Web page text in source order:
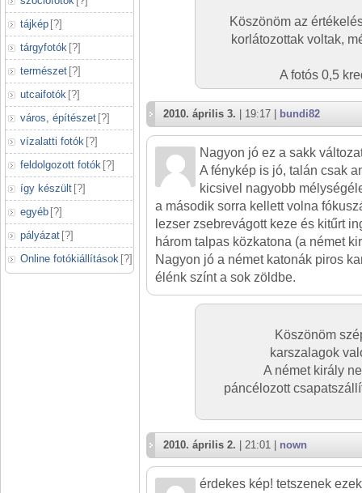
tájkép [?]
tárgyfotók [?]
természet [?]
utcaifotók [?]
város, építészet [?]
vízalatti fotók [?]
feldolgozott fotók [?]
így készült [?]
egyéb [?]
pályázat [?]
Online fotókiállítások [?]
Köszönöm az
korlátozottak voltak,
A fotós 0,5
2010. április 3. | 19:17 | bundi82
Nagyon jó ez a sakk
A fénykép is jó, talán csak
kicsivel nagyobb
a második sorra kellett volna
lezser zsebrevágott keze és kitűrt
három talpas közkatona (a német
Nagyon jó a német katonák piros
élénk színt a sok zöldbe.
Köszönöm
karszalagok
A német király
páncélozott
2010. április 2. | 21:01 | nown
érdekes kép! tetszenek